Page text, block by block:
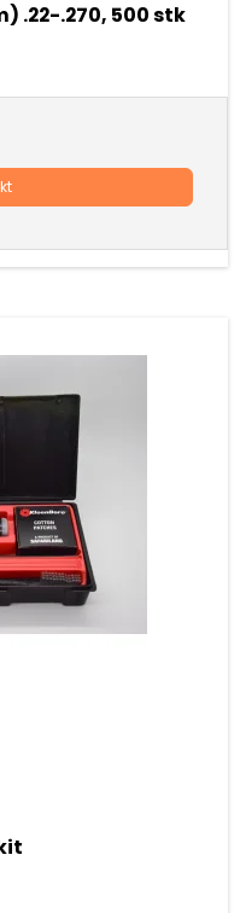
.22-.270, 500 stk